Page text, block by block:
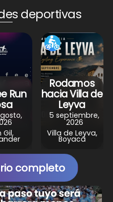
st a
m
deportivas
Run
Gil,
Rodamos
hacia Villa de
Leyva
5 septiembre,
2026
Villa de Leyva,
Boyacá
completo